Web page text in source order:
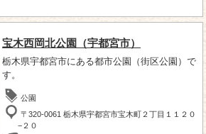
宝木西岡北公園（宇都宮市）
栃木県宇都宮市にある都市公園（街区公園）で
す。
公園
〒320-0061 栃木県宇都宮市宝木町２丁目１１２０
−２０